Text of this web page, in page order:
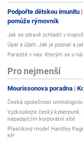
Podpořte dětskou imunitu
pomůže rýmovník
Jak se zdravě zchladit v
Úpal a úžeh: Jak je poznat a
Parazité v nás: Kterým se u
Pro nejmenší
Mourissonova poradna
Česká společnost
Vyzkoušejte český
napadajícím korporátní sítě
Plastikový model Handley
KP